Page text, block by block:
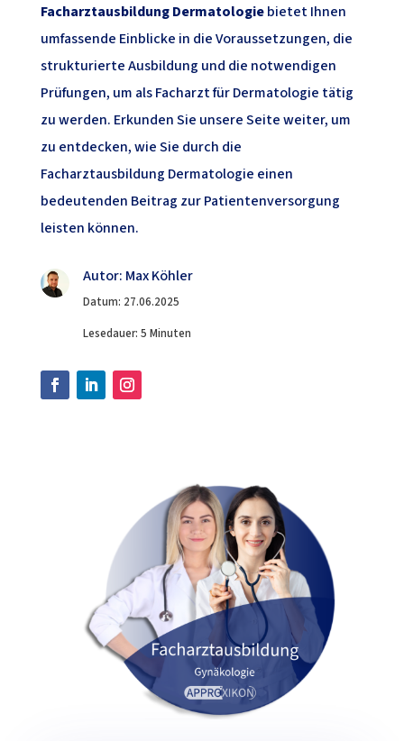
Facharztausbildung Dermatologiebietet Ihnen
umfassende Einblicke in die Voraussetzungen, die
strukturierte Ausbildung und die notwendigen
Prüfungen, um als Facharzt für Dermatologie tätig
zu werden. Erkunden Sie unsere Seite weiter, um
zu entdecken, wie Sie durch die
Facharztausbildung Dermatologie einen
bedeutenden Beitrag zur Patientenversorgung
leisten können.
Autor: Max Köhler
Datum: 27.06.2025
Lesedauer: 5 Minuten